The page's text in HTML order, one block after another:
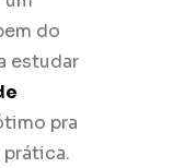
do
estudar
pra
prática.